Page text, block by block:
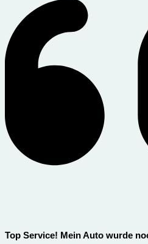
Top Service! Mein Auto wurde